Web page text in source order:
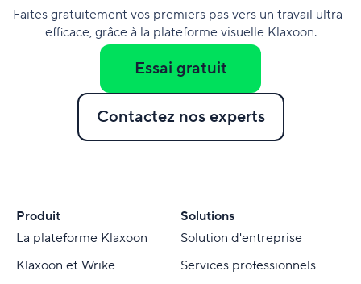
Faites gratuitement vos premiers pas vers un travail ultra-
efficace, grâce à la plateforme visuelle Klaxoon.
Essai gratuit
Contactez nos experts
Produit
La plateforme Klaxoon
Klaxoon et Wrike
Solutions
Solution d'entreprise
Services professionnels